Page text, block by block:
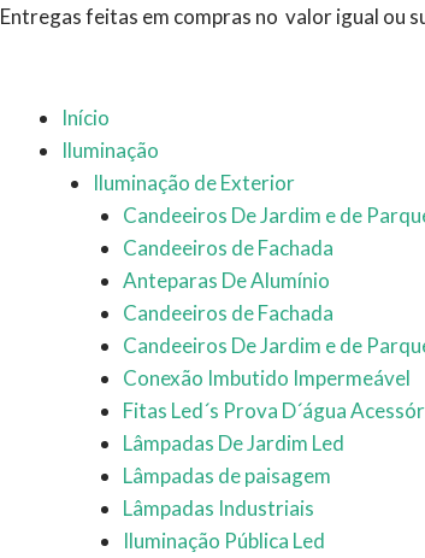
Ir
conteúdo
Entregas feitas em compras no valor igual ou
Início
Iluminação
Iluminação de Exterior
Candeeiros De Jardim e de
Candeeiros de Fachada
Anteparas De Alumínio
Candeeiros de Fachada
Candeeiros De Jardim e de
Conexão Imbutido Impermeável
Fitas Led´s Prova D´água
Lâmpadas De Jardim Led
Lâmpadas de paisagem
Lâmpadas Industriais
Iluminação Pública Led